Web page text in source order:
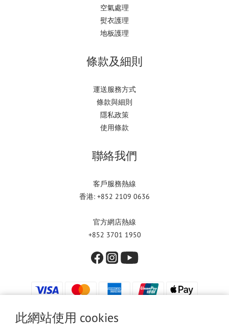
此網站使用 cookies
空氣處理
熨衣護理
地板護理
條款及細則
運送服務方式
條款與細則
隱私政策
使用條款
聯絡我們
客戶服務熱線
香港: +852 2109 0636
官方網店熱線
+852 3701 1950